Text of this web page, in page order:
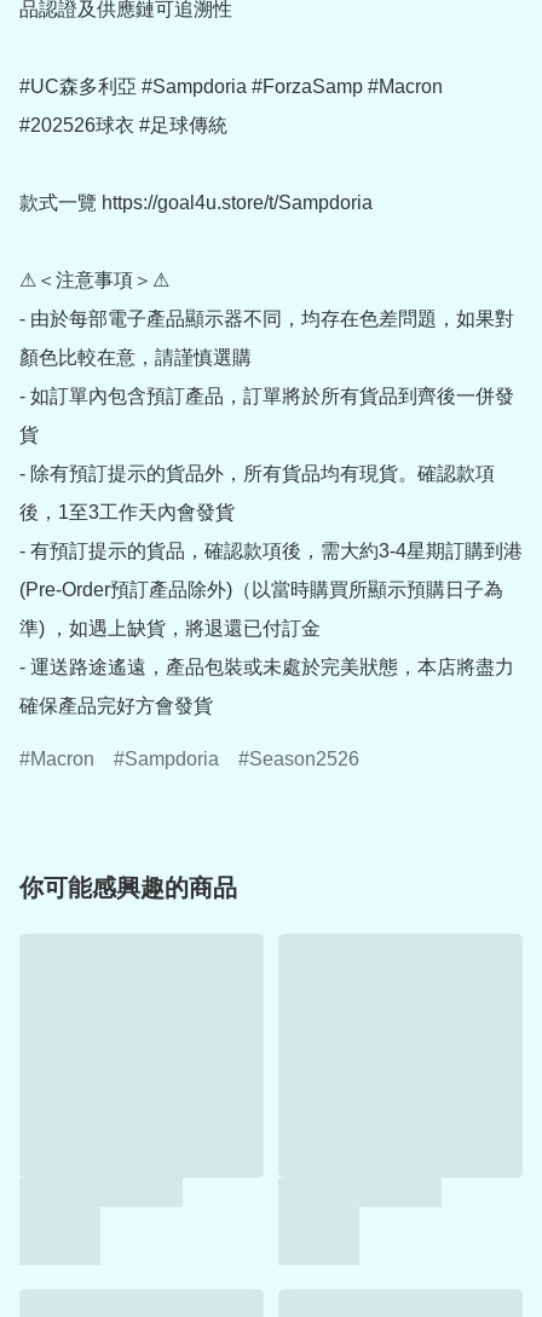
品認證及供應鏈可追溯性
#UC森多利亞 #Sampdoria #ForzaSamp #Macron
#202526球衣 #足球傳統
款式一覽 https://goal4u.store/t/Sampdoria
⚠＜注意事項＞⚠
- 由於每部電子產品顯示器不同，均存在色差問題，如果對
顏色比較在意，請謹慎選購
- 如訂單內包含預訂產品，訂單將於所有貨品到齊後一併發
貨
- 除有預訂提示的貨品外，所有貨品均有現貨。確認款項
後，1至3工作天內會發貨
- 有預訂提示的貨品，確認款項後，需大約3-4星期訂購到港
(Pre-Order預訂產品除外)（以當時購買所顯示預購日子為
準) ，如遇上缺貨，將退還已付訂金
- 運送路途遙遠，產品包裝或未處於完美狀態，本店將盡力
確保產品完好方會發貨
Macron Sampdoria Season2526
你可能感興趣的商品